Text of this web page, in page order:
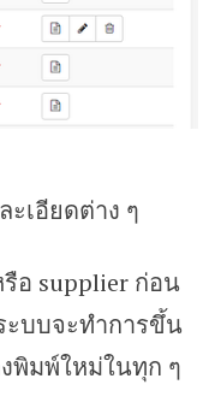
ะเอียดต่าง ๆ
อ supplier ก่อน
ะบบจะทำการขึ้น
พิมพ์ใหม่ในทุก ๆ